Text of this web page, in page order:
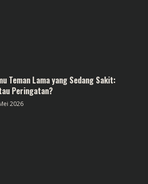
Teman Lama yang Sedang Sakit:
Peringatan?
2026